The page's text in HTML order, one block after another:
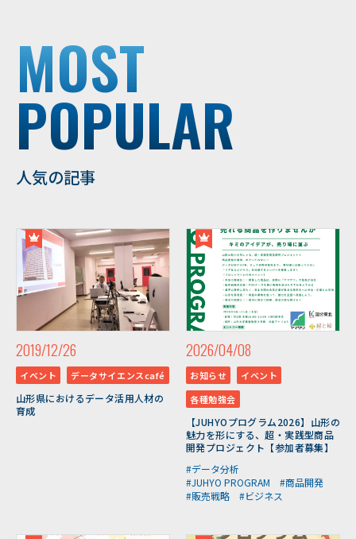
MOST
POPULAR
人気の記事
2019/12/26
イベント データサイエンスcafé
山形県におけるデータ活用人材の
育成
2026/04/08
お知らせ
イベント
各種勉強会
【JUHYOプログラム2026】山形の
魅力を形にする、超・実践型商品
開発プロジェクト【参加者募集】
#データ分析
#JUHYO PROGRAM
#商品開発
#販売戦略
#ビジネス